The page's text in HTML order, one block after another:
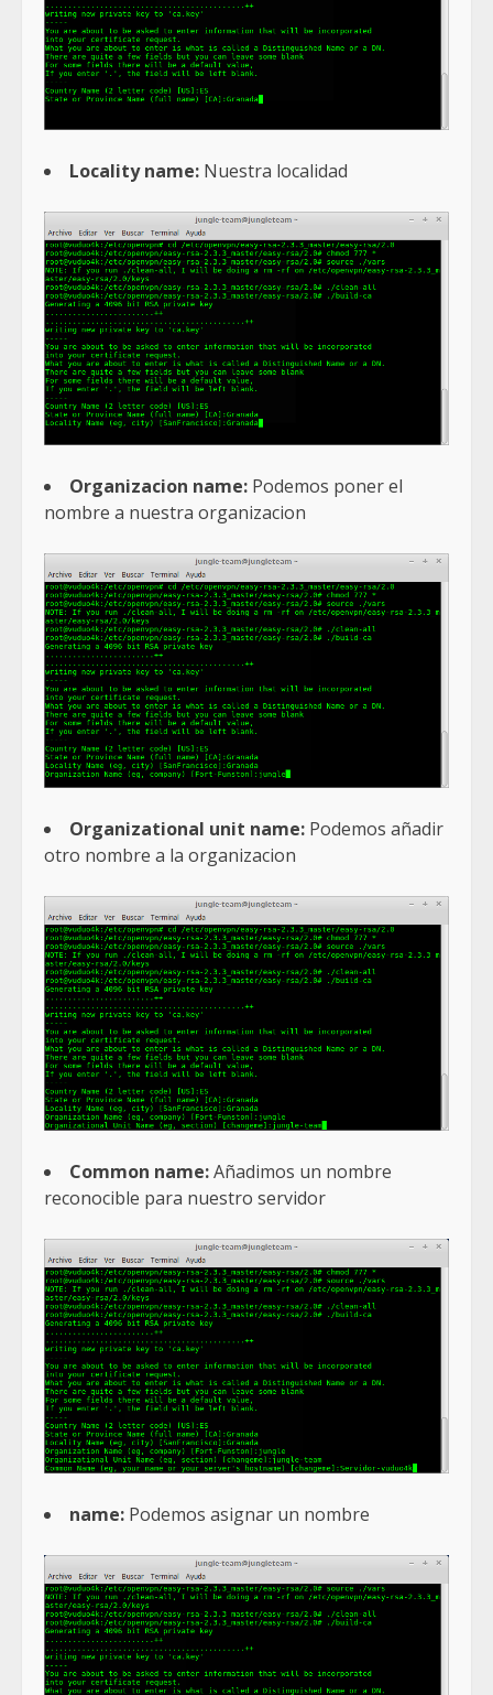
Locality name: Nuestra localidad
Organizacion name: Podemos poner el
nombre a nuestra organizacion
Organizational unit name: Podemos añadir
otro nombre a la organizacion
Common name:Añadimos un nombre
reconocible para nuestro servidor
name: Podemos asignar un nombre